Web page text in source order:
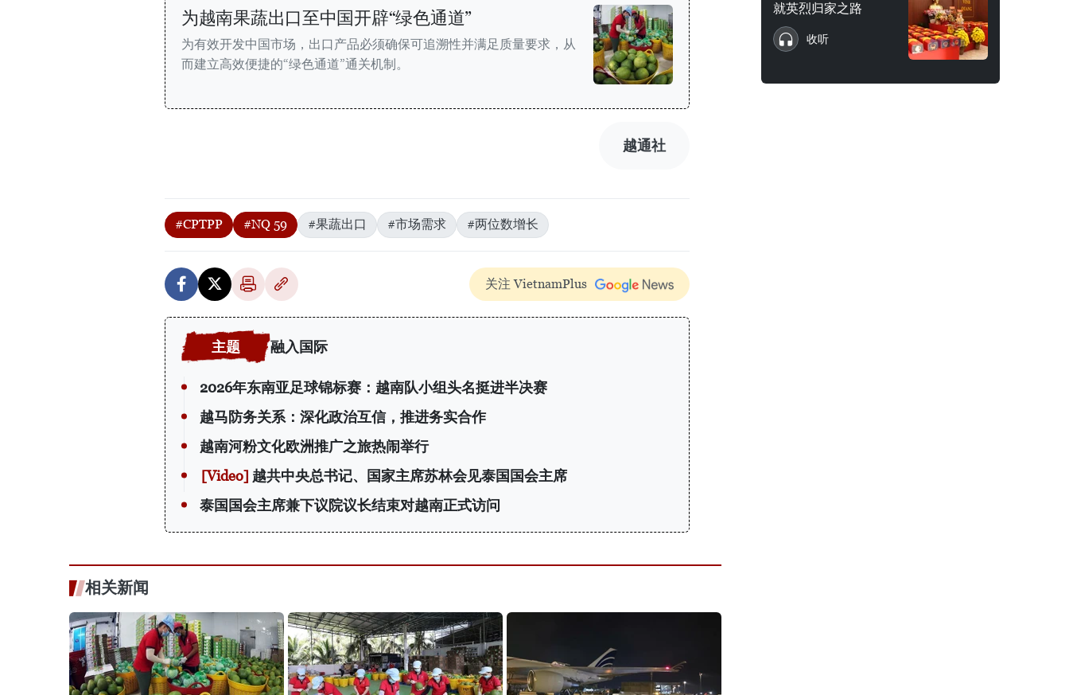
为越南果蔬出口至中国开辟“绿色通道”
为有效开发中国市场，出口产品必须确保可追溯性并满足质量要求，从
而建立高效便捷的“绿色通道”通关机制。
越通社
#CPTPP #NQ 59 #果蔬出口 #市场需求 #两位数增长
关注 VietnamPlus
融入国际
2026年东南亚足球锦标赛：越南队小组头名挺进半决赛
越马防务关系：深化政治互信，推进务实合作
越南河粉文化欧洲推广之旅热闹举行
越共中央总书记、国家主席苏林会见泰国国会主席
泰国国会主席兼下议院议长结束对越南正式访问
相关新闻
就英烈归家之路
收听